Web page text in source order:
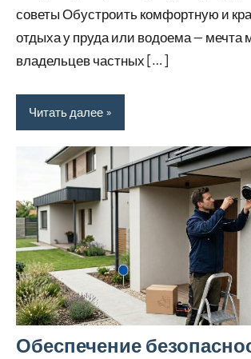
советы Обустроить комфортную и
отдыха у пруда или водоема — мечта
владельцев частных […]
Читать далее
Обеспечение